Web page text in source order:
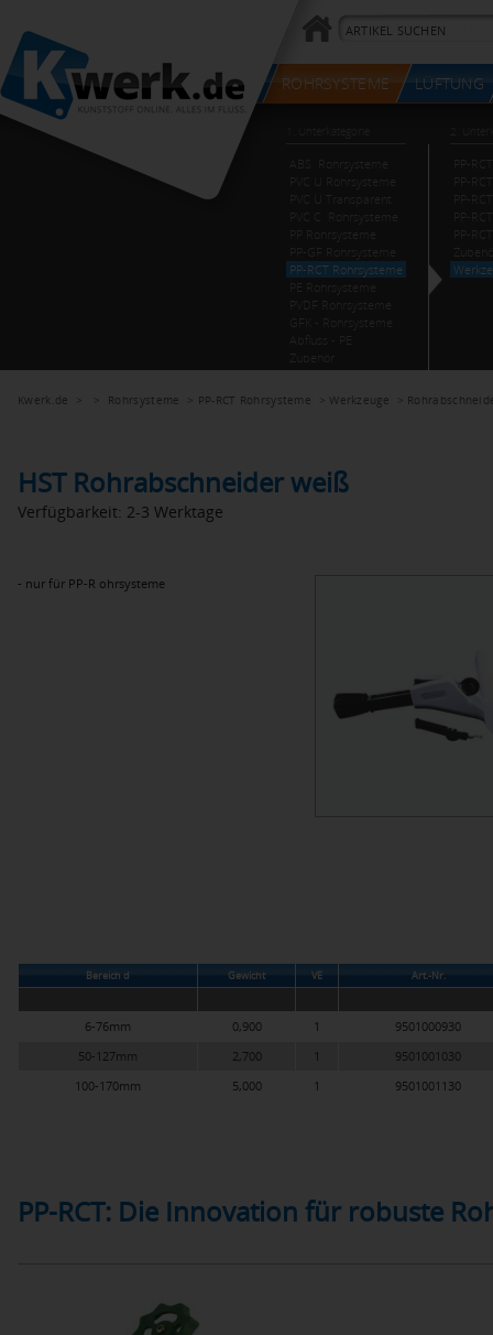
Kwerk.de > > Rohrsysteme > PP-RCT Rohrsysteme > Werkzeuge >
HST Rohrabschneider weiß
Verfügbarkeit: 2-3 Werktage
- nur für PP-R ohrsysteme
Bereich d Gewicht VE Art.-Nr.
6-76mm 0,900 1
9501000930
50-127mm
2,700 1
9501001030
100-170mm
5,000 1 9501001130
PP-RCT: Die Innovation für robuste